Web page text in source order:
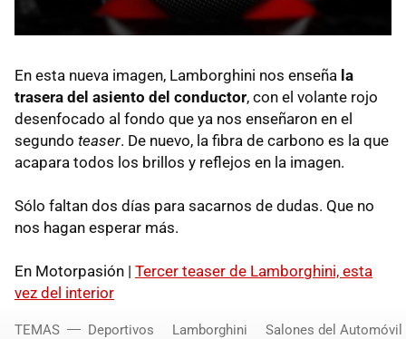
En esta nueva imagen, Lamborghini nos enseña la
trasera del asiento del conductor, con el volante rojo
desenfocado al fondo que ya nos enseñaron en el
segundo teaser. De nuevo, la fibra de carbono es la que
acapara todos los brillos y reflejos en la imagen.
Sólo faltan dos días para sacarnos de dudas. Que no
nos hagan esperar más.
En Motorpasión | Tercer teaser de Lamborghini, esta
vez del interior
TEMAS Deportivos Lamborghini Salones del Automóvil